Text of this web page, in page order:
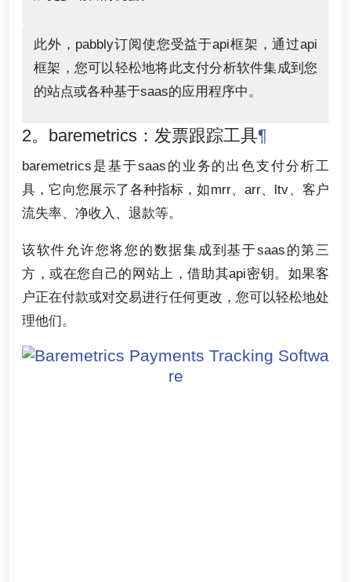
此外，pabbly订阅使您受益于api框架，通过api
框架，您可以轻松地将此支付分析软件集成到您
的站点或各种基于saas的应用程序中。
2。baremetrics：发票跟踪工具¶
baremetrics是基于saas的业务的出色支付分析工
具，它向您展示了各种指标，如mrr、arr、ltv、客户
流失率、净收入、退款等。
该软件允许您将您的数据集成到基于saas的第三
方，或在您自己的网站上，借助其api密钥。如果客
户正在付款或对交易进行任何更改，您可以轻松地处
理他们。